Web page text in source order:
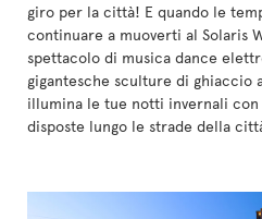
giro per la città! E quando le
continuare a muoverti al Solaris
spettacolo di musica dance
gigantesche sculture di ghiaccio
illumina le tue notti invernali
disposte lungo le strade della